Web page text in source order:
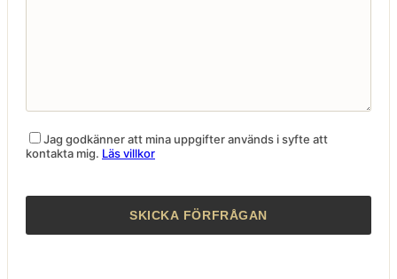
Jag godkänner att mina uppgifter används i syfte att
kontakta mig. Läs villkor